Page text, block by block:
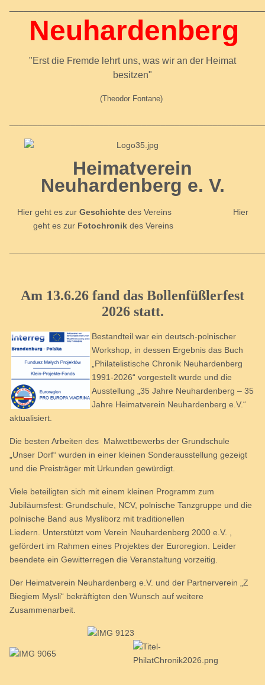
Neuhardenberg
"Erst die Fremde lehrt uns, was wir an der Heimat
besitzen"
(Theodor Fontane)
Heimatverein
Neuhardenberg e. V.
Hier geht es zur Geschichtedes Vereins
Hier
geht es zur Fotochronikdes Vereins
Am 13.6.26 fand das Bollenfüßlerfest
2026 statt.
Bestandteil war ein deutsch-polnischer
Workshop, in dessen Ergebnis das Buch
„Philatelistische Chronik Neuhardenberg
1991-2026“ vorgestellt wurde und die
Ausstellung „35 Jahre Neuhardenberg – 35
Jahre Heimatverein Neuhardenberg e.V.“
aktualisiert.
Die besten Arbeiten des Malwettbewerbs der Grundschule
„Unser Dorf“ wurden in einer kleinen Sonderausstellung gezeigt
und die Preisträger mit Urkunden gewürdigt.
Viele beteiligten sich mit einem kleinen Programm zum
Jubiläumsfest: Grundschule, NCV, polnische Tanzgruppe und die
polnische Band aus Mysliborz mit traditionellen
Liedern. Unterstützt vom Verein Neuhardenberg 2000 e.V. ,
gefördert im Rahmen eines Projektes der Euroregion. Leider
beendete ein Gewitterregen die Veranstaltung vorzeitig.
Der Heimatverein Neuhardenberg e.V. und der Partnerverein „Z
Biegiem Mysli“ bekräftigten den Wunsch auf weitere
Zusammenarbeit.